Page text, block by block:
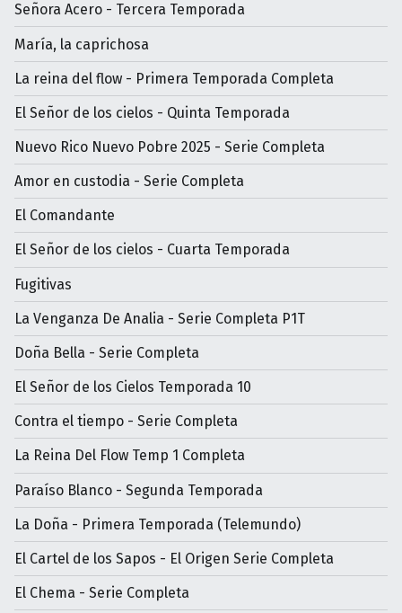
Señora Acero - Tercera Temporada
María, la caprichosa
La reina del flow - Primera Temporada Completa
El Señor de los cielos - Quinta Temporada
Nuevo Rico Nuevo Pobre 2025 - Serie Completa
Amor en custodia - Serie Completa
El Comandante
El Señor de los cielos - Cuarta Temporada
Fugitivas
La Venganza De Analia - Serie Completa P1T
Doña Bella - Serie Completa
El Señor de los Cielos Temporada 10
Contra el tiempo - Serie Completa
La Reina Del Flow Temp 1 Completa
Paraíso Blanco - Segunda Temporada
La Doña - Primera Temporada (Telemundo)
El Cartel de los Sapos - El Origen Serie Completa
El Chema - Serie Completa